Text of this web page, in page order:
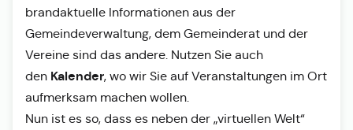
brandaktuelle Informationen aus der
Gemeindeverwaltung, dem Gemeinderat und der
Vereine sind das andere. Nutzen Sie auch
den Kalender, wo wir Sie auf Veranstaltungen im Ort
aufmerksam machen wollen.
Nun ist es so, dass es neben der „virtuellen Welt“